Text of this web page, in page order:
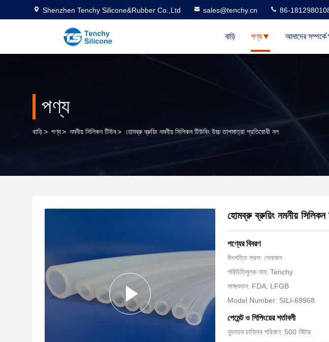
Shenzhen Tenchy Silicone&Rubber Co.,Ltd sales@tenchy.cn 86-
বাড়ি পণ্য আমাদের সম্পর্কে
পণ্য
বাড়ি> পণ্য> নমনীয় সিলিকন টিউব> হোমব্রু ব্রুয়িং নমনীয় সিলিকন টিউবিং উচ্চ তাপমাত্রা প্রতিরোধী নল
হোমব্রু ব্রুয়িং নমনীয় সিলিকন
পণ্যের বিবরণ
উৎপত্তি স্থল: শেনজেন
পরিচিতিমুলক নাম: Tenchy
সাক্ষ্যদান: FDA, LFGB
Model Number: SILI-69968
পেমেন্ট ও শিপিংয়ের শর্তাবলী
ন্যূনতম চাহিদার পরিমাণ: 500 মিটার